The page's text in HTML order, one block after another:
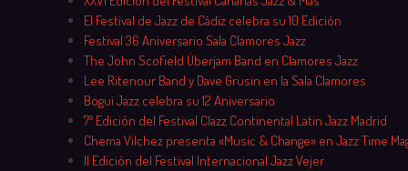
El Festival de Jazz de Cádiz celebra su 10 Edición
Festival 36 Aniversario Sala Clamores Jazz
The John Scofield Überjam Band en Clamores Jazz
Lee Ritenour Band y Dave Grusin en la Sala Clamores
Bogui Jazz celebra su 12 Aniversario
7ª Edición del Festival Clazz Continental Latin Jazz Madrid
Chema Vilchez presenta «Music & Change» en Jazz Time
II Edición del Festival Internacional Jazz Vejer